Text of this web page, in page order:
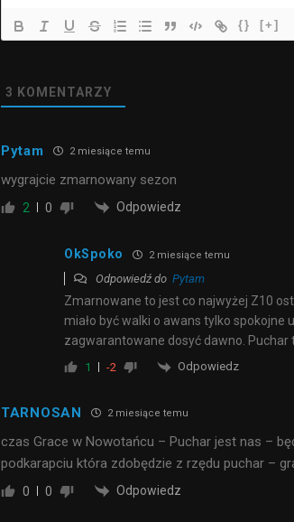
{} [+]
3 KOMENTARZY
Pytam 2 miesiące temu
wygrajcie zmarnowany sezon
2 0 Odpowiedz
OkSpoko 2 miesiące temu
Odpowiedź do Pytam
Zmarnowane to jest co najwyżej Z10
miało być walki o awans tylko spokojne
zagwarantowane dosyć dawno. Puchar
1 -2 Odpowiedz
TARNOSAN 2 miesiące temu
czas Grace w Nowotańcu – Puchar jest nas –
podkarapciu która zdobędzie z rzędu puchar –
0 0 Odpowiedz